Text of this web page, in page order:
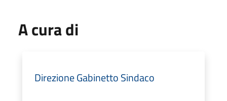
A cura di
Direzione Gabinetto Sindaco